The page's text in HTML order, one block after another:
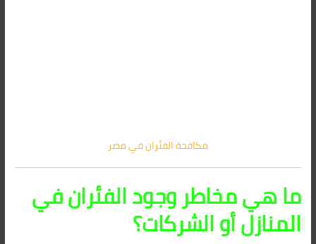
مكافحة الفئران في مصر
ما هي مخاطر وجود الفئران في
المنازل أو الشركات؟